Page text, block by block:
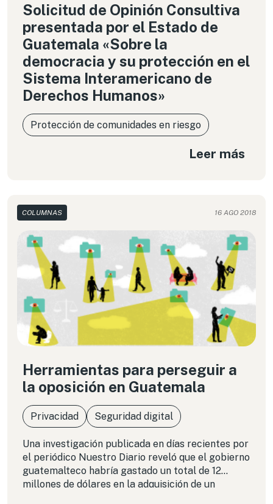
Solicitud de Opinión Consultiva
presentada por el Estado de
Guatemala «Sobre la
democracia y su protección en el
Sistema Interamericano de
Derechos Humanos»
Protección de comunidades en riesgo
Leer más
COLUMNAS 16 AGO 2018
Herramientas para perseguir a
la oposición en Guatemala
Privacidad Seguridad digital
Una investigación publicada en días recientes por
el periódico Nuestro Diario reveló que el gobierno
guatemalteco habría gastado un total de 12
millones de dólares en la adquisición de un